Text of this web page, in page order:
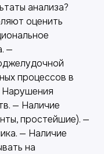
анализа?
оценить
—
процессов в
— Наличие
простейшие). —
— Наличие
на